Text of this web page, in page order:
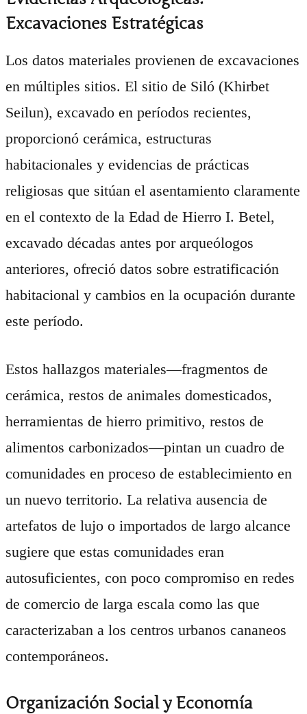
Excavaciones Estratégicas
Los datos materiales provienen de excavaciones
en múltiples sitios. El sitio de Siló (Khirbet
Seilun), excavado en períodos recientes,
proporcionó cerámica, estructuras
habitacionales y evidencias de prácticas
religiosas que sitúan el asentamiento claramente
en el contexto de la Edad de Hierro I. Betel,
excavado décadas antes por arqueólogos
anteriores, ofreció datos sobre estratificación
habitacional y cambios en la ocupación durante
este período.
Estos hallazgos materiales—fragmentos de
cerámica, restos de animales domesticados,
herramientas de hierro primitivo, restos de
alimentos carbonizados—pintan un cuadro de
comunidades en proceso de establecimiento en
un nuevo territorio. La relativa ausencia de
artefatos de lujo o importados de largo alcance
sugiere que estas comunidades eran
autosuficientes, con poco compromiso en redes
de comercio de larga escala como las que
caracterizaban a los centros urbanos cananeos
contemporáneos.
Organización Social y Economía